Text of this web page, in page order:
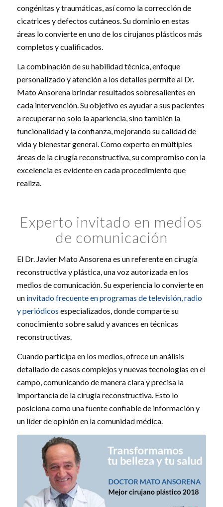
congénitas y traumáticas, así como la corrección de
cicatrices y defectos cutáneos. Su dominio en estas
áreas lo convierte en uno de los cirujanos plásticos más
completos y cualificados.
La combinación de su habilidad técnica, enfoque
personalizado y atención a los detalles permite al Dr.
Mato Ansorena brindar resultados sobresalientes en
cada intervención. Su objetivo es ayudar a sus pacientes
a recuperar no solo la apariencia, sino también la
funcionalidad y la confianza, mejorando su calidad de
vida y bienestar general. Como experto en múltiples
áreas de la cirugía reconstructiva, su compromiso con la
excelencia es evidente en cada procedimiento que
realiza.
Experto invitado en medios
de comunicación
El Dr. Javier Mato Ansorena es un referente en cirugía
reconstructiva y plástica, una voz autorizada en los
medios de comunicación. Su experiencia lo convierte en
un invitado frecuente en programas de televisión, radio
y periódicos especializados, donde comparte su
conocimiento sobre salud y avances en técnicas
reconstructivas.
Cuando participa en los medios, ofrece un análisis
detallado de casos complejos y nuevas tecnologías en el
campo, comunicando de manera clara y precisa la
importancia de la cirugía reconstructiva. Esto lo
posiciona como una fuente confiable de información y
un líder de opinión en la comunidad médica.